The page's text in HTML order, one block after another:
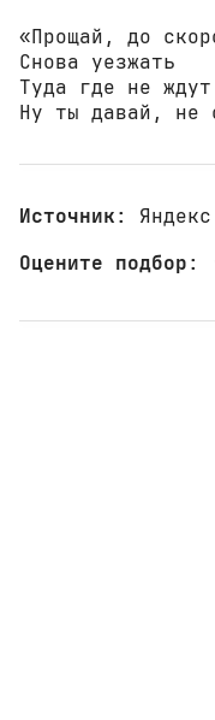
«Прощай, до
Снова уезжать
Туда где не ждут
Ну ты давай, не
Источник:
Оцените подбор: